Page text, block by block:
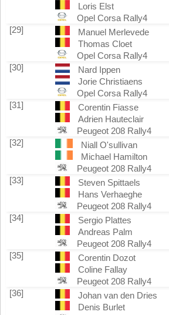
Loris Elst
Opel Corsa Rally4
[29]
Manuel Merlevede
Thomas Cloet
Opel Corsa Rally4
[30]
Nard Ippen
Jorie Christiaens
Opel Corsa Rally4
[31]
Corentin Fiasse
Adrien Hauteclair
Peugeot 208 Rally4
[32]
Niall O'sullivan
Michael Hamilton
Peugeot 208 Rally4
[33]
Steven Spittaels
Hans Verhaeghe
Peugeot 208 Rally4
[34]
Sergio Plattes
Andreas Palm
Peugeot 208 Rally4
[35]
Corentin Dozot
Coline Fallay
Peugeot 208 Rally4
[36]
Johan van den Dries
Denis Burlet